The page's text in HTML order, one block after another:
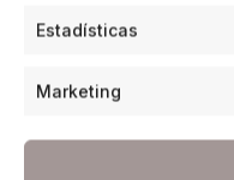
Estadísticas
Marketing